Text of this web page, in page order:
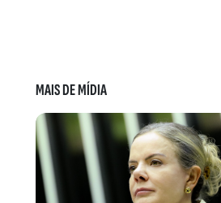
MAIS DE MÍDIA